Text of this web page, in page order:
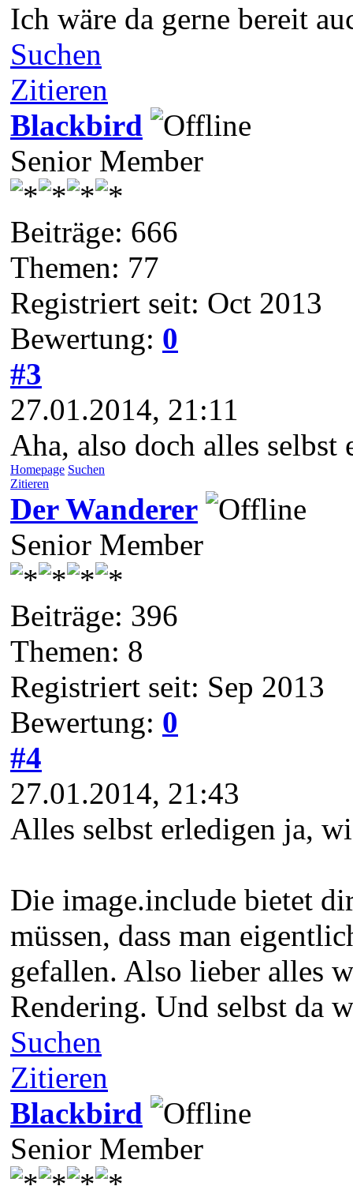
Ich wäre da gerne bereit
Suchen
Zitieren
Blackbird
Senior Member
Beiträge: 666
Themen: 77
Registriert seit: Oct 2013
Bewertung: 0
#3
27.01.2014, 21:11
Aha, also doch alles
Homepage Suchen
Zitieren
Der Wanderer
Senior Member
Beiträge: 396
Themen: 8
Registriert seit: Sep 2013
Bewertung: 0
#4
27.01.2014, 21:43
Alles selbst erledigen ja,
Die image.include bietet
müssen, dass man
gefallen. Also lieber alles
Rendering. Und selbst da
Suchen
Zitieren
Blackbird
Senior Member